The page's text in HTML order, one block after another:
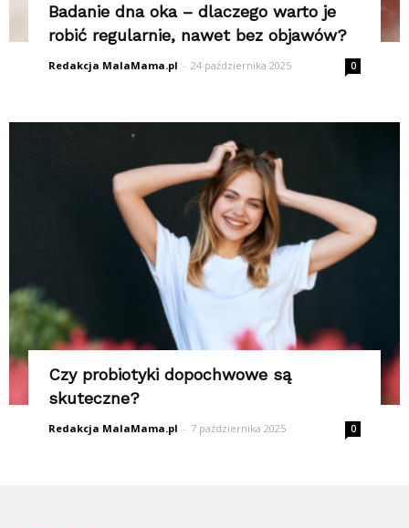
Badanie dna oka – dlaczego warto je
robić regularnie, nawet bez objawów?
Redakcja MalaMama.pl - 24 października 2025 0
Czy probiotyki dopochwowe są
skuteczne?
Redakcja MalaMama.pl - 7 października 2025 0